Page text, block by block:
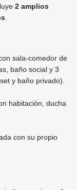
2 amplios
sala-comedor de
baño social y 3
y baño privado).
habitación, ducha
con su propio